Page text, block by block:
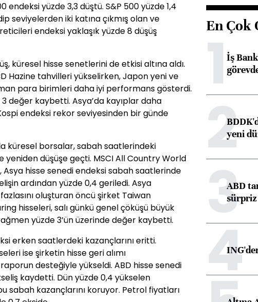
endeksi yüzde 3,3 düştü. S&P 500 yüzde 1,4
seviyelerden iki katına çıkmış olan ve
endeksi yaklaşık yüzde 8 düşüş
küresel hisse senetlerini de etkisi altına aldı.
Hazine tahvilleri yükselirken, Japon yeni ve
para birimleri daha iyi performans gösterdi.
3 değer kaybetti. Asya’da kayıplar daha
endeksi rekor seviyesinden bir günde
küresel borsalar, sabah saatlerindeki
yeniden düşüşe geçti. MSCI All Country World
Asya hisse senedi endeksi sabah saatlerinde
ardından yüzde 0,4 geriledi. Asya
oluşturan öncü şirket Taiwan
hisseleri, salı günkü genel çöküşü büyük
yüzde 3’ün üzerinde değer kaybetti.
erken saatlerdeki kazançlarını eritti.
ise şirketin hisse geri alımı
desteğiyle yükseldi. ABD hisse senedi
kaydetti. Dün yüzde 0,4 yükselen
sabah kazançlarını koruyor. Petrol fiyatları
En Çok
1İş
2
yeni
3
ABD
sürpriz
4